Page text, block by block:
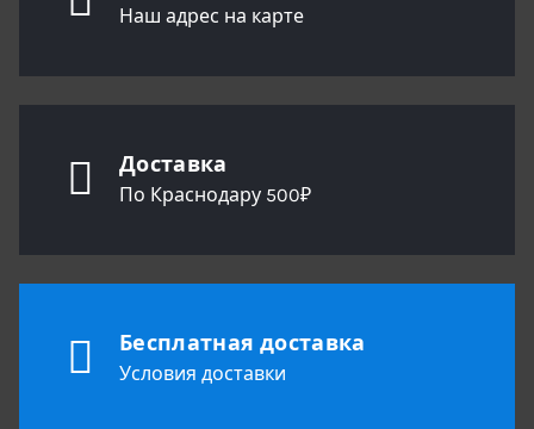
Наш адрес на карте
Доставка
По Краснодару 500₽
Бесплатная доставка
Условия доставки